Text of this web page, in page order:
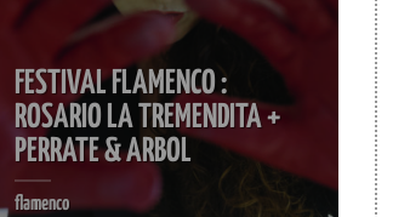
FESTIVAL FLAMENCO :
ROSARIO LA TREMENDITA +
PERRATE & ARBOL
flamenco